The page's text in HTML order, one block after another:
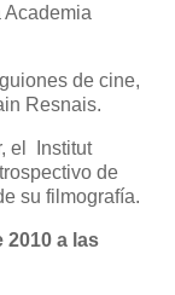
Academia
de cine,
Resnais.
el Institut
de
su filmografía.
2010 a las